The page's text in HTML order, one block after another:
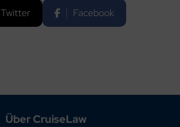
Twitter Facebook
Über CruiseLaw